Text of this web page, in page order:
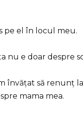
pe el în locul meu.
nu e doar despre
învățat să renunț
mama mea.